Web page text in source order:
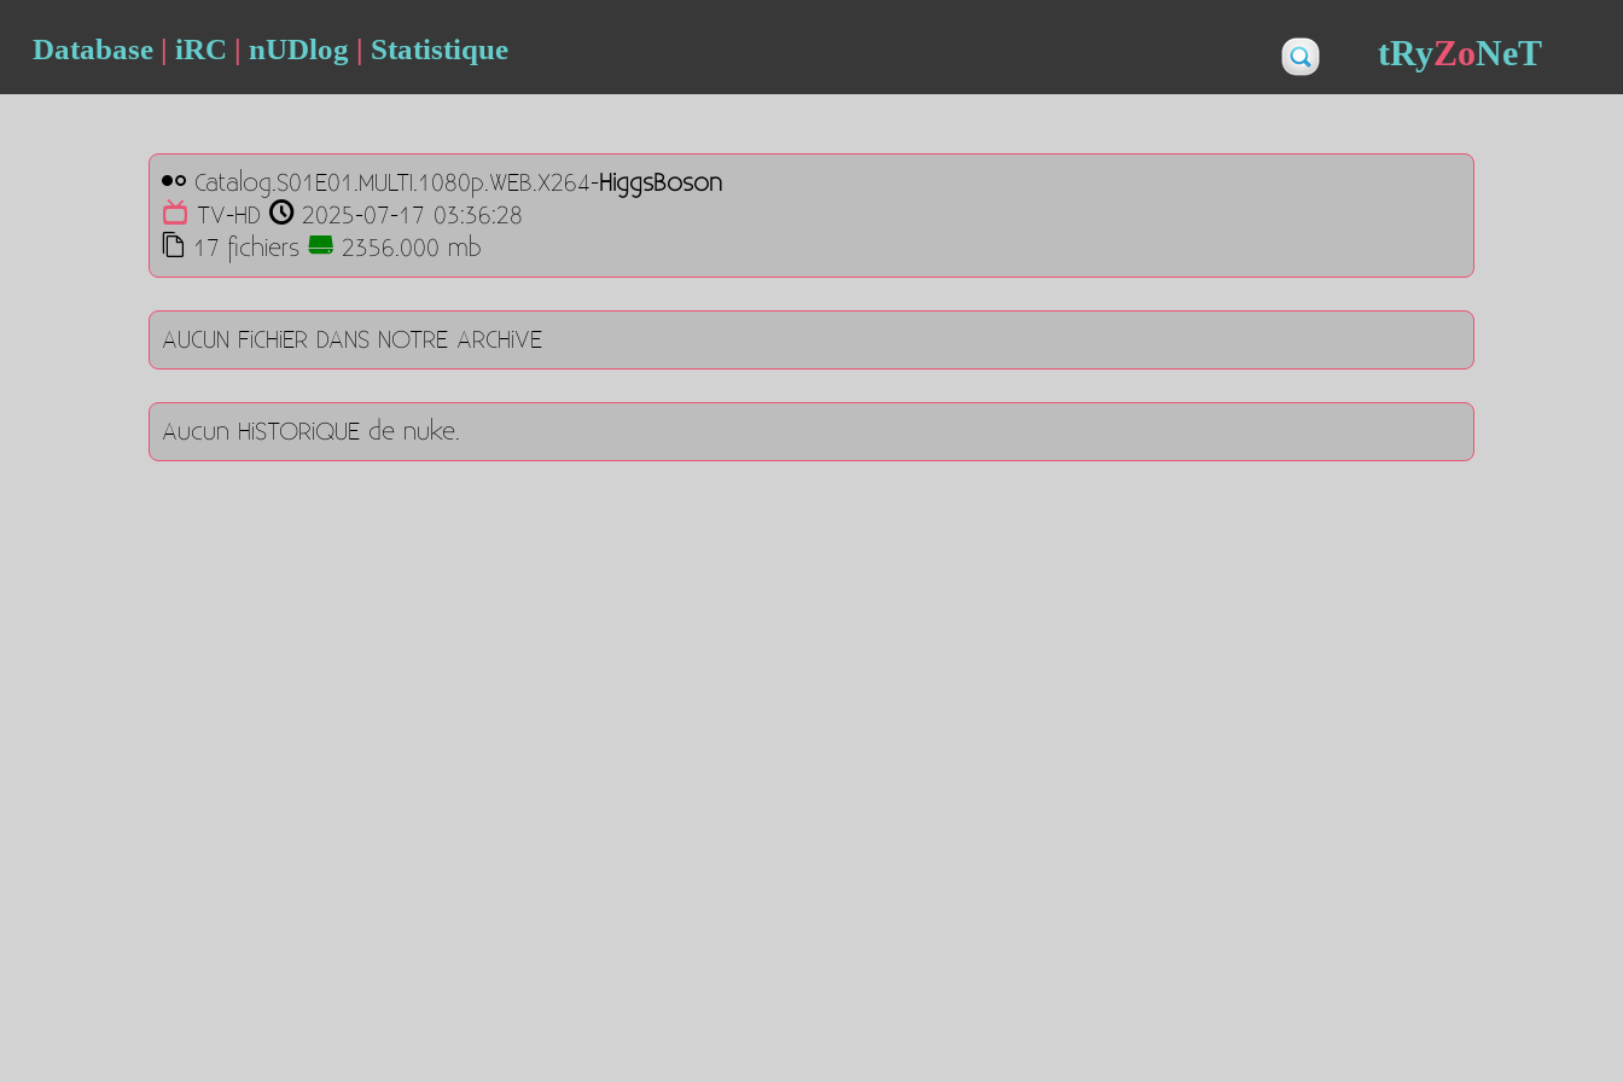
Database | iRC | nUDlog | Statistique tRyZoNeT
Catalog.S01E01.MULTI.1080p.WEB.X264-HiggsBoson
TV-HD
2025-07-17 03:36:28
17 fichiers
2356.000 mb
AUCUN FiCHiER DANS NOTRE ARCHiVE
Aucun HiSTORiQUE de nuke.